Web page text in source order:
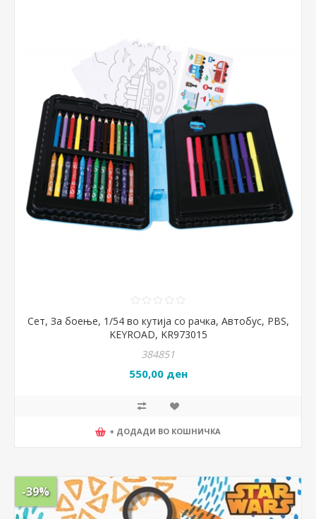
Сет, За боење, 1/54 во кутија со рачка, Автобус, PBS,
KEYROAD, KR973015
384851
550,00 ден
+ ДОДАДИ ВО КОШНИЧКА
-39%